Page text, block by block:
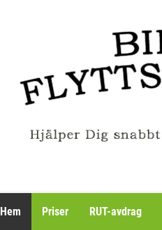
Hem Priser RUT-avdrag